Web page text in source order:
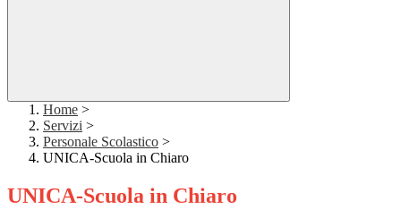
Home >
Servizi >
Personale Scolastico >
UNICA-Scuola in Chiaro
UNICA-Scuola in Chiaro